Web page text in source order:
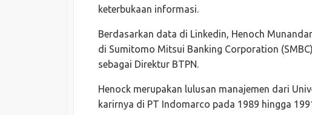
keterbukaan informasi.
Berdasarkan data di Linkedin, Henoch
di Sumitomo Mitsui Banking Corporation
sebagai Direktur BTPN.
Henock merupakan lulusan manajemen dari
karirnya di PT Indomarco pada 1989 hingga